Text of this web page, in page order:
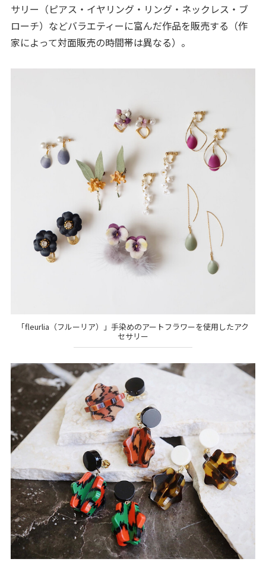
サリー（ピアス・イヤリング・リング・ネックレス・ブ
ローチ）などバラエティーに富んだ作品を販売する（作
家によって対面販売の時間帯は異なる）。
「fleurlia（フルーリア）」手染めのアートフラワーを使用したアク
セサリー